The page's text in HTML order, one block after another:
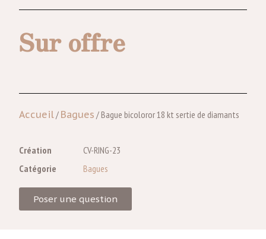
Sur offre
Accueil/ Bagues / Bague bicoloror 18 kt sertie de diamants
Création
CV-RING-23
Catégorie
Bagues
Poser une question